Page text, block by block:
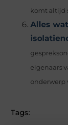
komt altijd
Alles
eigenaars
onderwerp
Tags: